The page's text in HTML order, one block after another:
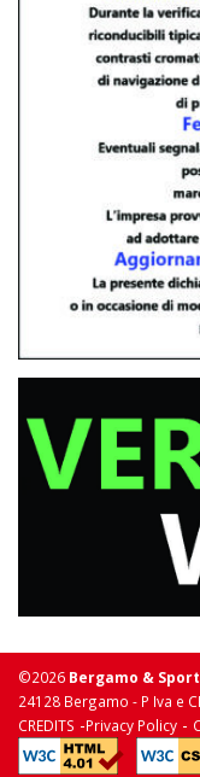
©2026 Bergamo & Sport
24128 Bergamo - P Iva e
CREDITS -Privacy Policy -